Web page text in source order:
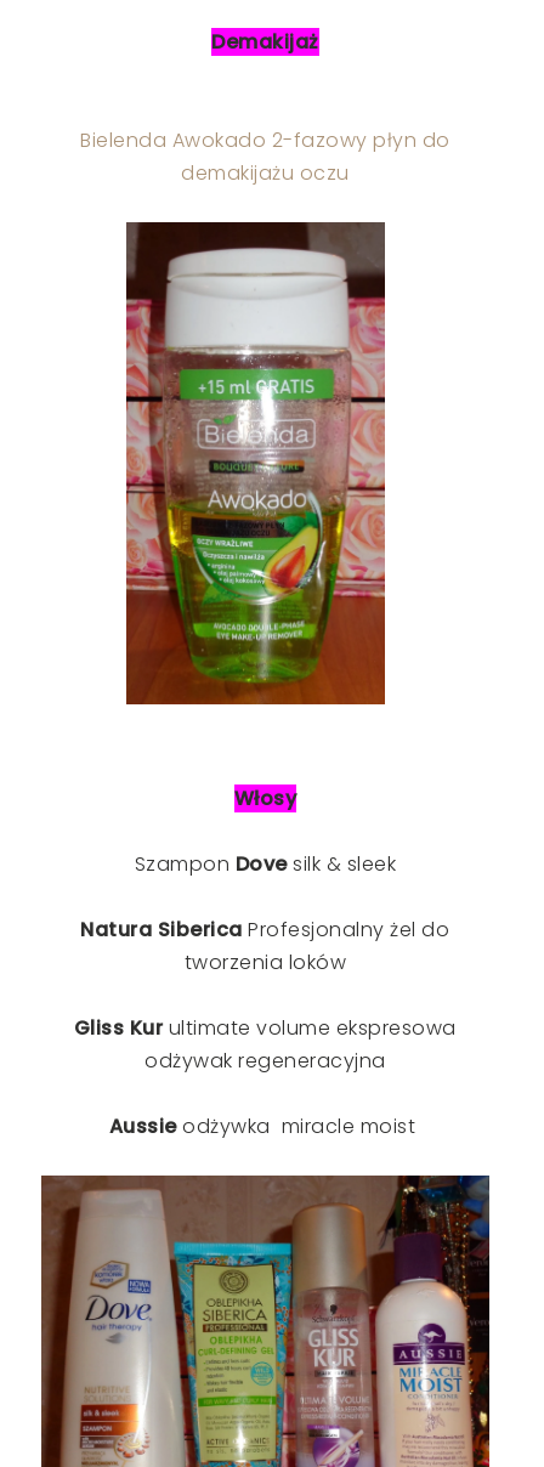
Demakijaż
Bielenda Awokado 2-fazowy płyn do
demakijażu oczu
Włosy
Szampon Dovesilk & sleek
Natura Siberica Profesjonalny żel do
tworzenia loków
Gliss Kurultimate volume ekspresowa
odżywak regeneracyjna
Aussieodżywka miracle moist